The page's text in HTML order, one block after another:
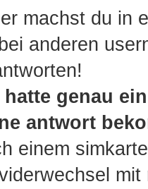
machst du in
anderen
hatte genau
antwort
einem